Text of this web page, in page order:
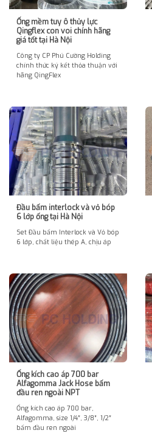
Ống mềm tuy ô thủy lực
Qingflex con voi chính hãng
giá tốt tại Hà Nội
Công ty CP Phú Cường Holding
chính thức ký kết thỏa thuận với
hãng QingFlex
Đầu bấm interlock và vỏ bóp
6 lớp ống tại Hà Nội
Set Đầu bấm Interlock và Vỏ bóp
6 lớp, chất liệu thép A, chịu áp
Ống kích cao áp 700 bar
Alfagomma Jack Hose bấm
đầu ren ngoài NPT
Ống kích cao áp 700 bar,
Alfagomma, size 1/4″, 3/8″, 1/2″
bấm đầu ren ngoài